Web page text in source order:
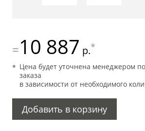
=10 887 р.*
Цена будет уточнена менеджером
заказа
в зависимости от необходимого
Добавить в корзину